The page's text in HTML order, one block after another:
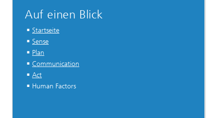
Auf einen Blick
Startseite
Sense
Plan
Communication
Act
Human Factors